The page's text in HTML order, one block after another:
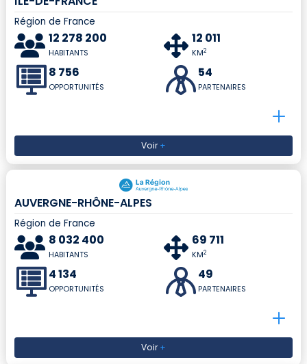
Région de France
12 278 200
HABITANTS
12 011
KM2
8 756
OPPORTUNITÉS
54
PARTENAIRES
Voir+
AUVERGNE-RHÔNE-ALPES
Région de France
8 032 400
HABITANTS
69 711
KM2
4 134
OPPORTUNITÉS
49
PARTENAIRES
Voir+